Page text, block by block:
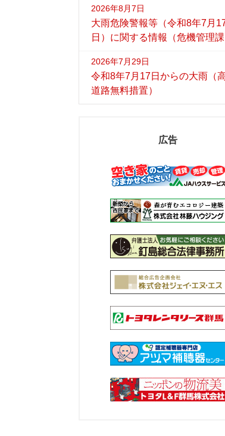
2026年8月7日
大雨危険警報等（令和8年7月
日）に関する情報（危機管理課
2026年7月29日
令和8年7月17日からの大雨（
道路無料措置）
広告